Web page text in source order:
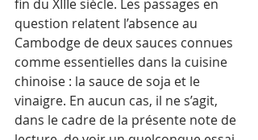
fin du XIIIe siècle. Les passages en
question relatent l’absence au
Cambodge de deux sauces connues
comme essentielles dans la cuisine
chinoise : la sauce de soja et le
vinaigre. En aucun cas, il ne s’agit,
dans le cadre de la présente note de